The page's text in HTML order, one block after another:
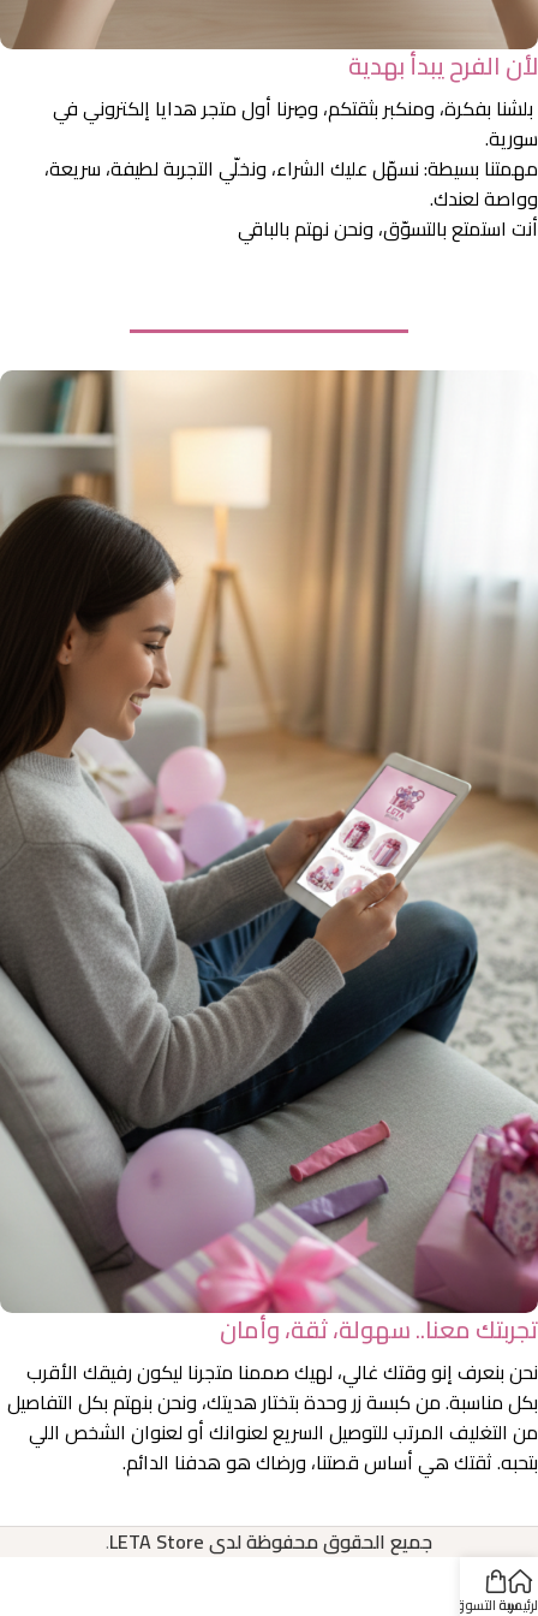
لأن الفرح يبدأ بهدية
بلشنا بفكرة، ومنكبر بثقتكم، وصِرنا أول متجر هدايا إلكتروني في
سورية.
مهمتنا بسيطة: نسهّل عليك الشراء، ونخلّي التجربة لطيفة، سريعة،
وواصة لعندك.
أنت استمتع بالتسوّق، ونحن نهتم بالباقي
تجربتك معنا.. سهولة، ثقة، وأمان
نحن بنعرف إنو وقتك غالي، لهيك صممنا متجرنا ليكون رفيقك الأقرب
بكل مناسبة. من كبسة زر وحدة بتختار هديتك، ونحن بنهتم بكل التفاصيل
من التغليف المرتب للتوصيل السريع لعنوانك أو لعنوان الشخص اللي
بتحبه. ثقتك هي أساس قصتنا، ورضاك هو هدفنا الدائم.
جميع الحقوق محفوظة لدى LETA Store .
عربة التسوق